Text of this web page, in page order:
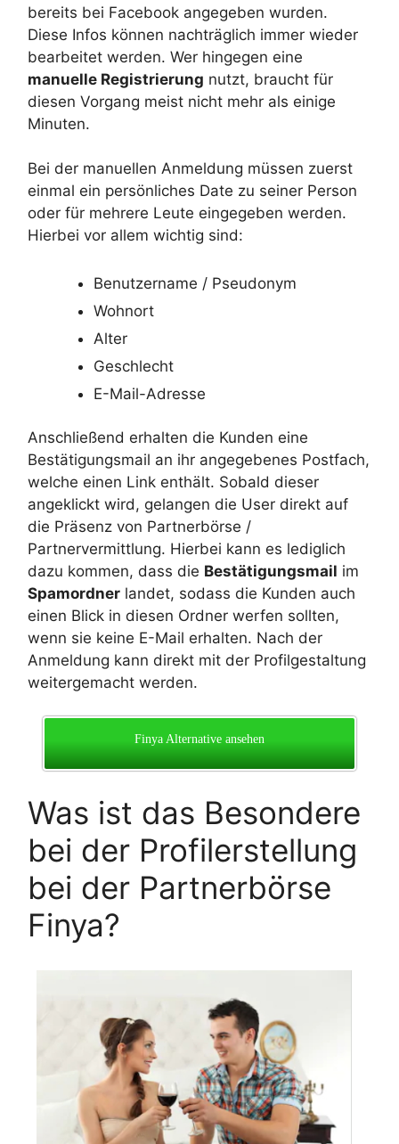
bereits bei Facebook angegeben wurden.
Diese Infos können nachträglich immer wieder
bearbeitet werden. Wer hingegen eine
manuelle Registrierung nutzt, braucht für
diesen Vorgang meist nicht mehr als einige
Minuten.
Bei der manuellen Anmeldung müssen zuerst
einmal ein persönliches Date zu seiner Person
oder für mehrere Leute eingegeben werden.
Hierbei vor allem wichtig sind:
Benutzername / Pseudonym
Wohnort
Alter
Geschlecht
E-Mail-Adresse
Anschließend erhalten die Kunden eine
Bestätigungsmail an ihr angegebenes Postfach,
welche einen Link enthält. Sobald dieser
angeklickt wird, gelangen die User direkt auf
die Präsenz von Partnerbörse /
Partnervermittlung. Hierbei kann es lediglich
dazu kommen, dass die Bestätigungsmail im
Spamordner landet, sodass die Kunden auch
einen Blick in diesen Ordner werfen sollten,
wenn sie keine E-Mail erhalten. Nach der
Anmeldung kann direkt mit der Profilgestaltung
weitergemacht werden.
Finya Alternative ansehen
Was ist das Besondere
bei der Profilerstellung
bei der Partnerbörse
Finya?